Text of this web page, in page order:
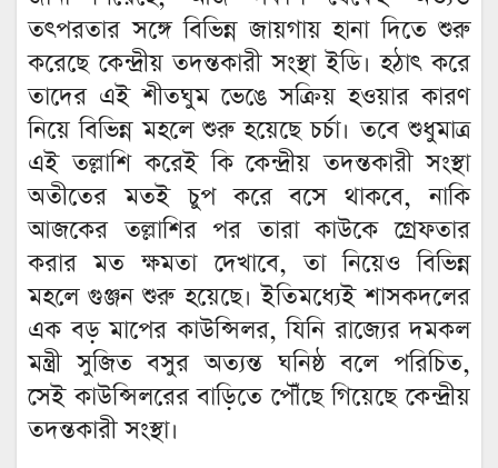
তৎপরতার সঙ্গে বিভিন্ন জায়গায় হানা দিতে শুরু
করেছে কেন্দ্রীয় তদন্তকারী সংস্থা ইডি। হঠাৎ করে
তাদের এই শীতঘুম ভেঙে সক্রিয় হওয়ার কারণ
নিয়ে বিভিন্ন মহলে শুরু হয়েছে চর্চা। তবে শুধুমাত্র
এই তল্লাশি করেই কি কেন্দ্রীয় তদন্তকারী সংস্থা
অতীতের মতই চুপ করে বসে থাকবে, নাকি
আজকের তল্লাশির পর তারা কাউকে গ্রেফতার
করার মত ক্ষমতা দেখাবে, তা নিয়েও বিভিন্ন
মহলে গুঞ্জন শুরু হয়েছে। ইতিমধ্যেই শাসকদলের
এক বড় মাপের কাউন্সিলর, যিনি রাজ্যের দমকল
মন্ত্রী সুজিত বসুর অত্যন্ত ঘনিষ্ঠ বলে পরিচিত,
সেই কাউন্সিলরের বাড়িতে পৌঁছে গিয়েছে কেন্দ্রীয়
তদন্তকারী সংস্থা।